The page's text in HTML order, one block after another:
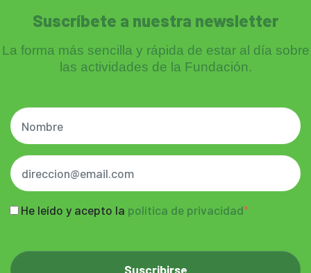
Suscríbete a nuestra newsletter
La forma más sencilla y rápida de estar al día sobre
las actividades de la Fundación.
He leído y acepto la política de privacidad